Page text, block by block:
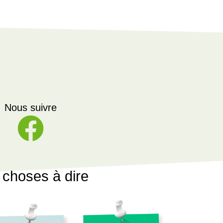
Nous suivre
à dire